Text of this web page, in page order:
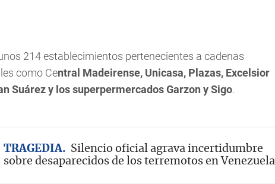
214 establecimientos pertenecientes a cadenas
como Central Madeirense, Unicasa, Plazas, Excelsior
Suárez y los superpermercados Garzon y Sigo.
TRAGEDIA
Silencio oficial agrava incertidumbre
sobre desaparecidos de los terremotos en Venezuela